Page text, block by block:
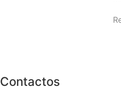
Contactos